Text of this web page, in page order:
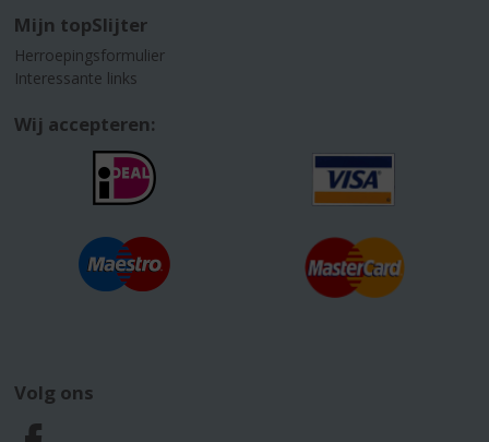
Mijn topSlijter
Herroepingsformulier
Interessante links
Wij accepteren:
Volg ons